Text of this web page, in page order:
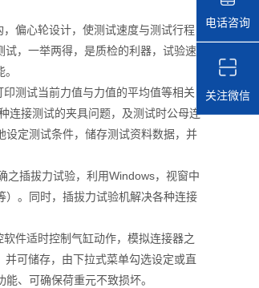
偏心轮设计，使测试速度与测试行程
，一举两得，是质检的利器，试验速
测试当前力值与力值的平均值等相关
连接测试的夹具问题，及测试时公母连
定测试条件，储存测试资料数据，并
之插拔力试验，利用Windows，视窗中
。同时，插拔力试验机解决各种连接
件适时控制气缸动作，模拟连接器之
可储存，由下拉式菜单勾选设定或直
、可确保荷重元不致损坏。
电话咨询
关注微信